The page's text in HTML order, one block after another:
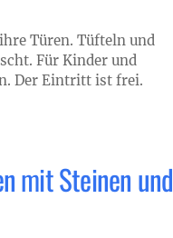
Türen. Tüfteln und
Für Kinder und
Der Eintritt ist frei.
mit Steinen und